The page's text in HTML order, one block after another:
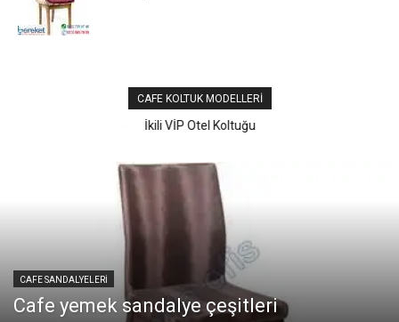
CAFE KOLTUK MODELLERI
İkili VİP Otel Koltuğu
CAFE SANDALYELERI
Cafe yemek sandalye çeşitleri